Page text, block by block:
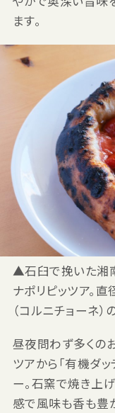
ます。
▲石臼で挽いた湘
ナポリピッツア。
（コルニチョーネ
昼夜問わず多くの
ツアから「有機ダ
ー。石窯で焼き上
感で風味も香も豊